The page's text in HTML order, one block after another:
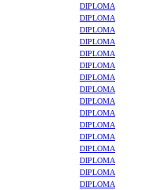
DIPLOMA
DIPLOMA
DIPLOMA
DIPLOMA
DIPLOMA
DIPLOMA
DIPLOMA
DIPLOMA
DIPLOMA
DIPLOMA
DIPLOMA
DIPLOMA
DIPLOMA
DIPLOMA
DIPLOMA
DIPLOMA